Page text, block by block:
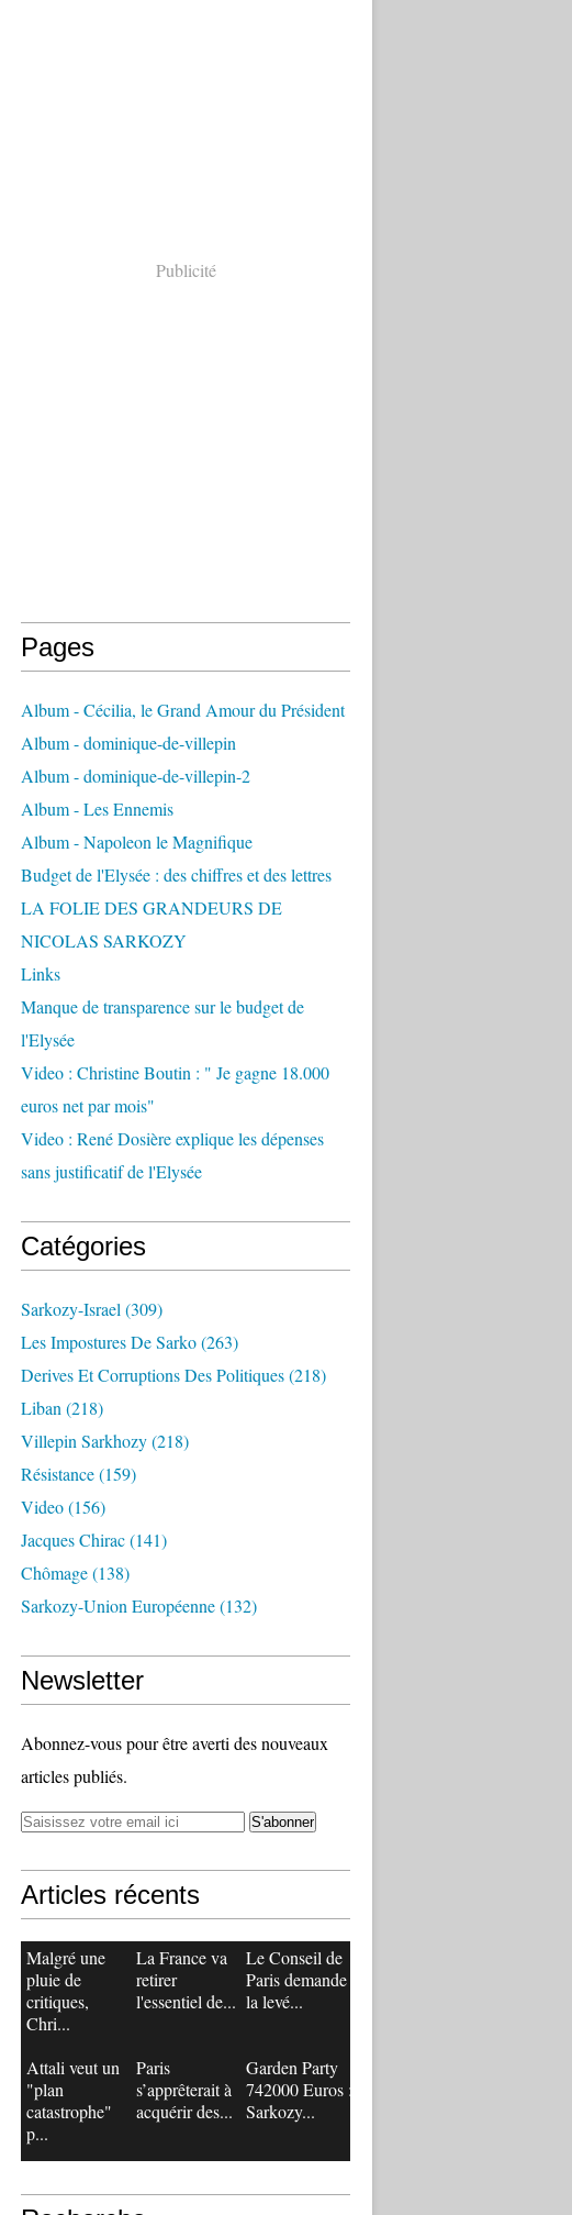
Publicité
Pages
Album - Cécilia, le Grand Amour du Président
Album - dominique-de-villepin
Album - dominique-de-villepin-2
Album - Les Ennemis
Album - Napoleon le Magnifique
Budget de l'Elysée : des chiffres et des lettres
LA FOLIE DES GRANDEURS DE
NICOLAS SARKOZY
Links
Manque de transparence sur le budget de
l'Elysée
Video : Christine Boutin : " Je gagne 18.000
euros net par mois"
Video : René Dosière explique les dépenses
sans justificatif de l'Elysée
Catégories
Sarkozy-Israel (309)
Les Impostures De Sarko(263)
Derives Et Corruptions Des Politiques(218)
Liban (218)
Villepin Sarkhozy(218)
Résistance(159)
Video(156)
Jacques Chirac(141)
Chômage(138)
Sarkozy-Union Européenne(132)
Newsletter
Abonnez-vous pour être averti des nouveaux
articles publiés.
Articles récents
Malgré une
pluie de
critiques,
Chri...
La France va
retirer
l'essentiel de...
Le Conseil de
Paris demande
la levé...
Attali veut un
"plan
catastrophe"
p...
Paris
s’apprêterait à
acquérir des...
Garden Party
742000 Euros :
Sarkozy...